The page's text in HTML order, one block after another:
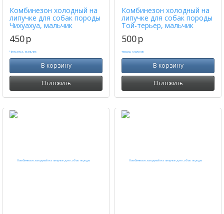
Комбинезон холодный на
липучке для собак породы
Чихуахуа, мальчик
450p
В корзину
Отложить
Комбинезон холодный на
липучке для собак породы
Той-терьер, мальчик
500p
В корзину
Отложить